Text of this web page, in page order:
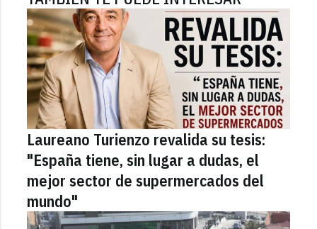
Laureano Turienzo revalida su tesis:
"España tiene, sin lugar a dudas, el
mejor sector de supermercados del
mundo"